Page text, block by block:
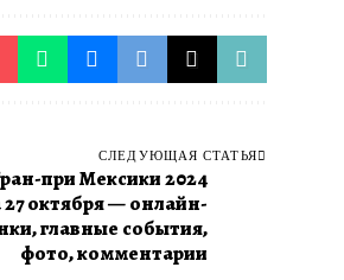
СЛЕДУЮЩАЯ СТАТЬЯ
при Мексики 2024
27 октября — онлайн-
главные события,
фото, комментарии